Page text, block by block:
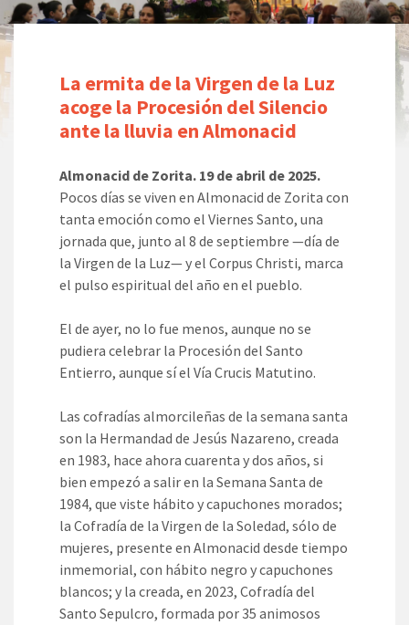
La ermita de la Virgen de la Luz
acoge la Procesión del Silencio
ante la lluvia en Almonacid
Almonacid de Zorita. 19 de abril de 2025.
Pocos días se viven en Almonacid de Zorita con
tanta emoción como el Viernes Santo, una
jornada que, junto al 8 de septiembre —día de
la Virgen de la Luz— y el Corpus Christi, marca
el pulso espiritual del año en el pueblo.
El de ayer, no lo fue menos, aunque no se
pudiera celebrar la Procesión del Santo
Entierro, aunque sí el Vía Crucis Matutino.
Las cofradías almorcileñas de la semana santa
son la Hermandad de Jesús Nazareno, creada
en 1983, hace ahora cuarenta y dos años, si
bien empezó a salir en la Semana Santa de
1984, que viste hábito y capuchones morados;
la Cofradía de la Virgen de la Soledad, sólo de
mujeres, presente en Almonacid desde tiempo
inmemorial, con hábito negro y capuchones
blancos; y la creada, en 2023, Cofradía del
Santo Sepulcro, formada por 35 animosos